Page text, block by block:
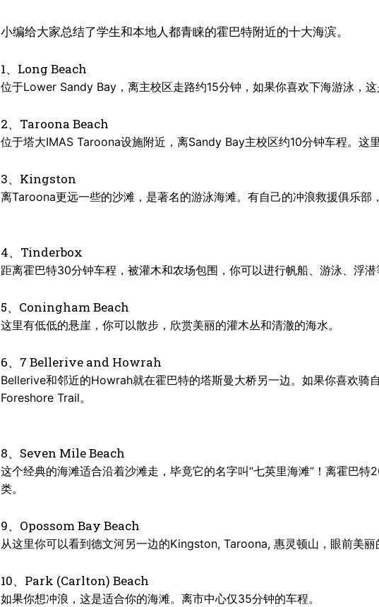
小编给大家总结了学生和本地人都青睐的霍巴特附近的十大海滨。
1、 Long Beach
位于Lower Sandy Bay，离主校区走路约15分钟，如果你喜欢下海游泳，
2、 Taroona Beach
位于塔大IMAS Taroona设施附近，离Sandy Bay主校区约10分钟车程。这
3、 Kingston
离Taroona更远一些的沙滩，是著名的游泳海滩。有自己的冲浪救援俱乐
4、 Tinderbox
距离霍巴特30分钟车程，被灌木和农场包围，你可以进行帆船、游泳、浮
5、 Coningham Beach
这里有低低的悬崖，你可以散步，欣赏美丽的灌木丛和清澈的海水。
6、7 Bellerive and Howrah
Bellerive和邻近的Howrah就在霍巴特的塔斯曼大桥另一边。如果你喜欢
Foreshore Trail。
8、 Seven Mile Beach
这个经典的海滩适合沿着沙滩走，毕竟它的名字叫“七英里海滩”！离霍巴
类。
9、 Opossom Bay Beach
从这里你可以看到德文河另一边的Kingston, Taroona, 惠灵顿山，眼前美
10、 Park (Carlton) Beach
如果你想冲浪，这是适合你的海滩。离市中心仅35分钟的车程。